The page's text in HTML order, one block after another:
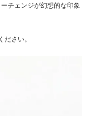
チェンジが幻想的な印象
さい。